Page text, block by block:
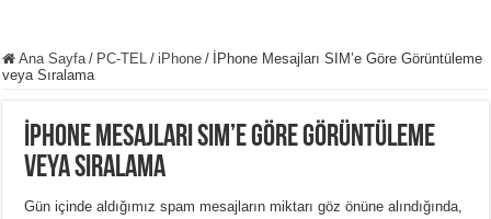
Ana Sayfa / PC-TEL / iPhone / İPhone Mesajları SIM’e Göre Görüntüleme
veya Sıralama
İPhone Mesajları SIM’e Göre Görüntüleme
veya Sıralama
Gün içinde aldığımız spam mesajların miktarı göz önüne alındığında,